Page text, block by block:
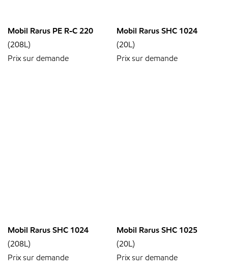
Mobil Rarus PE R-C 220
(208L)
Prix sur demande
Mobil Rarus SHC 1024
(20L)
Prix sur demande
Mobil Rarus SHC 1024
(208L)
Prix sur demande
Mobil Rarus SHC 1025
(20L)
Prix sur demande